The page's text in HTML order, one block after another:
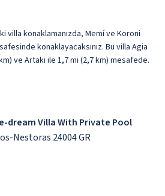
villa konaklamanızda, Memí ve Koroni
konaklayacaksınız. Bu villa Agia
ve Artaki ile 1,7 mi (2,7 km) mesafede.
dream Villa With Private Pool
Nestoras 24004 GR